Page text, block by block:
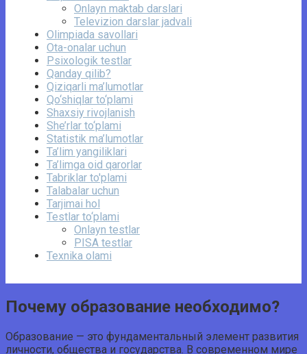
Onlayn maktab darslari
Televizion darslar jadvali
Olimpiada savollari
Ota-onalar uchun
Psixologik testlar
Qanday qilib?
Qiziqarli ma’lumotlar
Qo‘shiqlar to‘plami
Shaxsiy rivojlanish
She’rlar to‘plami
Statistik ma’lumotlar
Ta’lim yangiliklari
Ta’limga oid qarorlar
Tabriklar to'plami
Talabalar uchun
Tarjimai hol
Testlar to‘plami
Onlayn testlar
PISA testlar
Texnika olami
Почему образование необходимо?
Образование — это фундаментальный элемент развития
личности, общества и государства. В современном мире